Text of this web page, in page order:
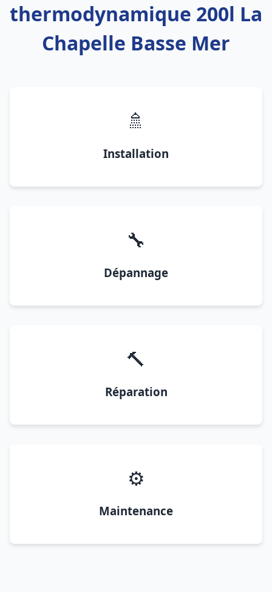
thermodynamique 200l La
Chapelle Basse Mer
🚿
Installation
🔧
Dépannage
🔨
Réparation
⚙️
Maintenance